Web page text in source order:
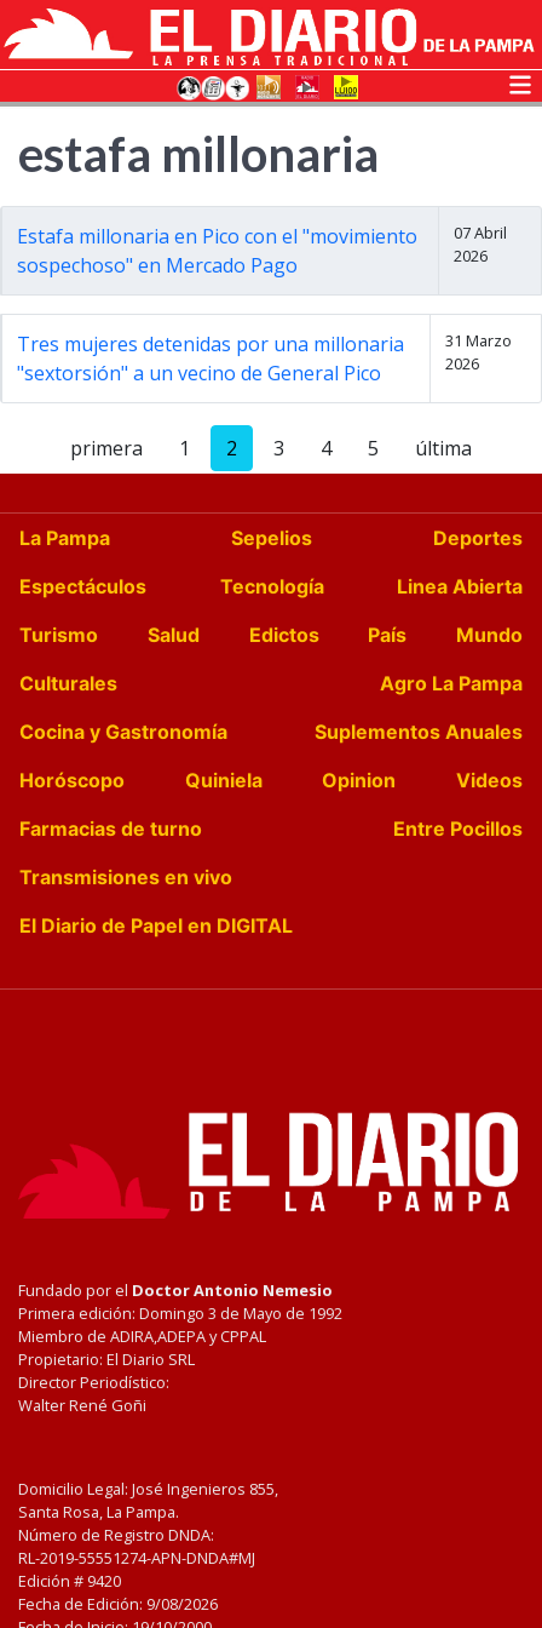
estafa millonaria
Estafa millonaria en Pico con el "movimiento
sospechoso" en Mercado Pago
07 Abril
2026
Tres mujeres detenidas por una millonaria
"sextorsión" a un vecino de General Pico
31 Marzo
2026
primera 1 2 3 4 5 última
La Pampa Sepelios
Deportes
Espectáculos
Tecnología
Linea Abierta
Turismo
Salud Edictos País
Mundo
Culturales
Agro La Pampa
Cocina y Gastronomía
Suplementos Anuales
Horóscopo
Quiniela Opinion
Videos
Farmacias de turno
Entre Pocillos
Transmisiones en vivo
El Diario de Papel en DIGITAL
Fundado por el Doctor Antonio Nemesio
Primera edición: Domingo 3 de Mayo de 1992
Miembro de ADIRA,ADEPA y CPPAL
Propietario: El Diario SRL
Director Periodístico:
Walter René Goñi
Domicilio Legal: José Ingenieros 855,
Santa Rosa, La Pampa.
Número de Registro DNDA:
RL-2019-55551274-APN-DNDA#MJ
Edición # 9420
Fecha de Edición: 9/08/2026